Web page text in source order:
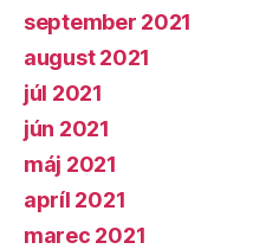
september 2021
august 2021
júl 2021
jún 2021
máj 2021
apríl 2021
marec 2021